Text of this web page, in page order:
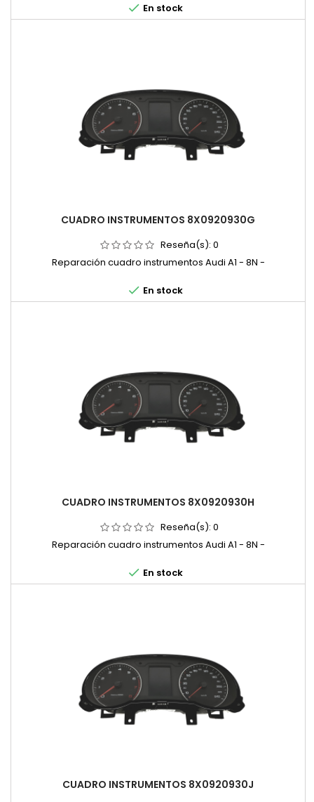
 En stock
CUADRO INSTRUMENTOS 8X0920930G
Reseña(s): 0
Reparación cuadro instrumentos Audi A1 - 8N -
 En stock
CUADRO INSTRUMENTOS 8X0920930H
Reseña(s): 0
Reparación cuadro instrumentos Audi A1 - 8N -
 En stock
CUADRO INSTRUMENTOS 8X0920930J